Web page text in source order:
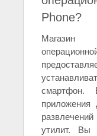
Phone?
Магазин
утилит. Вы